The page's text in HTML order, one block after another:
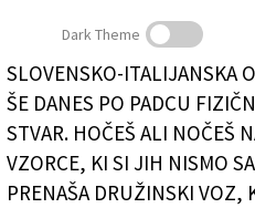
Večer z Jernejem Ščekom in
(FOTODAMJ@N)
Dark Theme
SLOVENSKO-ITALIJANSKA
ŠE DANES PO PADCU
STVAR. HOČEŠ ALI NOČEŠ
VZORCE, KI SI JIH NISMO
PRENAŠA DRUŽINSKI VOZ,